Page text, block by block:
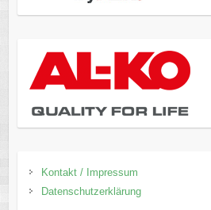
Kontakt / Impressum
Datenschutzerklärung